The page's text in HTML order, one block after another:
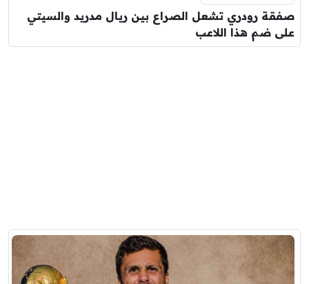
صفقة رودري تشعل الصراع بين ريال مدريد والسيتي
على ضم هذا اللاعب